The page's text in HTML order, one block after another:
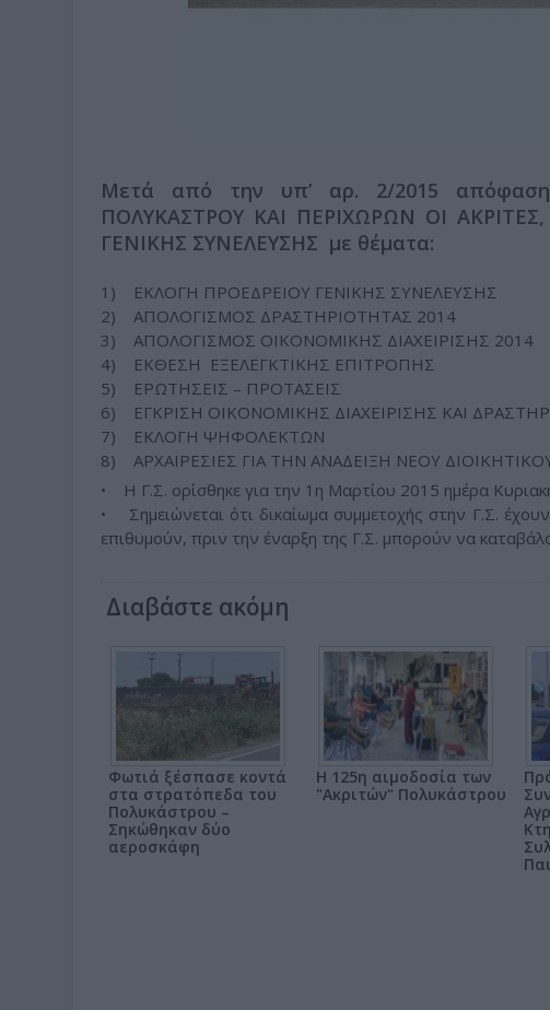
Μετά από την υπ’ αρ. 2/2015
ΠΟΛΥΚΑΣΤΡΟΥ ΚΑΙ ΠΕΡΙΧΩΡΩΝ ΟΙ ΑΚΡΙΤΕΣ,
ΓΕΝΙΚΗΣ ΣΥΝΕΛΕΥΣΗΣ με θέματα:
1) ΕΚΛΟΓΗ ΠΡΟΕΔΡΕΙΟΥ ΓΕΝΙΚΗΣ ΣΥΝΕΛΕΥΣΗΣ
2) ΑΠΟΛΟΓΙΣΜΟΣ ΔΡΑΣΤΗΡΙΟΤΗΤΑΣ 2014
3) ΑΠΟΛΟΓΙΣΜΟΣ ΟΙΚΟΝΟΜΙΚΗΣ ΔΙΑΧΕΙΡΙΣΗΣ 2014
4) ΕΚΘΕΣΗ ΕΞΕΛΕΓΚΤΙΚΗΣ ΕΠΙΤΡΟΠΗΣ
5) ΕΡΩΤΗΣΕΙΣ – ΠΡΟΤΑΣΕΙΣ
6) ΕΓΚΡΙΣΗ ΟΙΚΟΝΟΜΙΚΗΣ ΔΙΑΧΕΙΡΙΣΗΣ ΚΑΙ
7) ΕΚΛΟΓΗ ΨΗΦΟΛΕΚΤΩΝ
8) ΑΡΧΑΙΡΕΣΙΕΣ ΓΙΑ ΤΗΝ ΑΝΑΔΕΙΞΗ ΝΕΟΥ
• Η Γ.Σ. ορίσθηκε για την 1η Μαρτίου 2015 ημέρα
• Σημειώνεται ότι δικαίωμα συμμετοχής στην Γ.Σ.
επιθυμούν, πριν την έναρξη της Γ.Σ. μπορούν να
Διαβάστε ακόμη
Φωτιά ξέσπασε κοντά
στα στρατόπεδα του
Πολυκάστρου –
Σηκώθηκαν δύο
αεροσκάφη
Η 125η αιμοδοσία των
"Ακριτών" Πολυκάστρου